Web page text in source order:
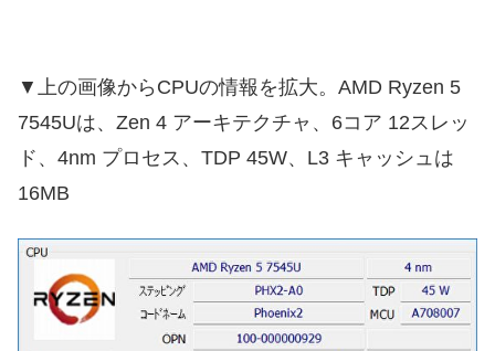
▼上の画像からCPUの情報を拡大。AMD Ryzen 5
7545Uは、Zen 4 アーキテクチャ、6コア 12スレッ
ド、4nm プロセス、TDP 45W、L3 キャッシュは
16MB